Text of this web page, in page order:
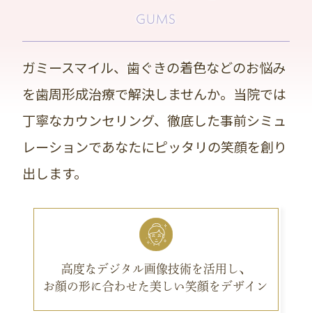
GUMS
ガミースマイル、歯ぐきの着色などのお悩み
を歯周形成治療で解決しませんか。当院では
丁寧なカウンセリング、徹底した事前シミュ
レーションであなたにピッタリの笑顔を創り
出します。
高度なデジタル画像技術を活用し、
お顔の形に合わせた美しい笑顔をデザイン